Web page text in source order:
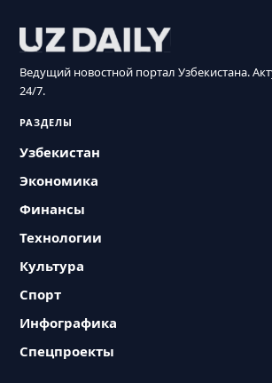
Ведущий новостной портал Узбекистана.
24/7.
РАЗДЕЛЫ
Узбекистан
Экономика
Финансы
Технологии
Культура
Спорт
Инфографика
Спецпроекты